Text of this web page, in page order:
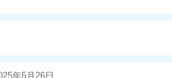
年5月26日